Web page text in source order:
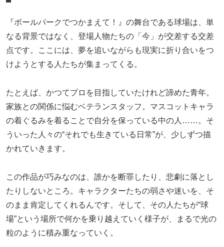
『ボールパークでつかまえて！』の舞台である球場は、単
なる背景ではなく、登場人物たちの「今」が交差する交差
点です。ここには、夢を追いながらも現実に折り合いをつ
けようとする人たちが集まってくる。
たとえば、かつてプロを目指していたけれど諦めた青年。
家族との関係に悩むベテランスタッフ。マスコットキャラ
の着ぐるみを着ることで自分を保っている中の人……。そ
ういった人々の“それでも生きている日常”が、少しずつ描
かれていきます。
この作品が巧みなのは、誰かを断罪したり、悲劇に落とし
たりしないところ。キャラクターたちの弱さや迷いを、そ
のまま肯定してくれるんです。そして、その人たちが“球
場”という場所で何かを乗り越えていく様子が、まるで光の
粒のように積み重なっていく。